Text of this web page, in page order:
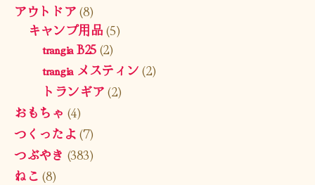
アウトドア(8)
キャンプ用品(5)
trangia B25(2)
trangia メスティン(2)
トランギア(2)
おもちゃ (4)
つくったよ(7)
つぶやき (383)
ねこ (8)